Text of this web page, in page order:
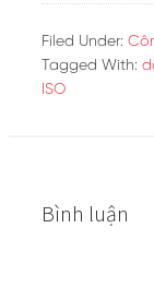
Filed Under:
Tagged With:
ISO
Bình luận